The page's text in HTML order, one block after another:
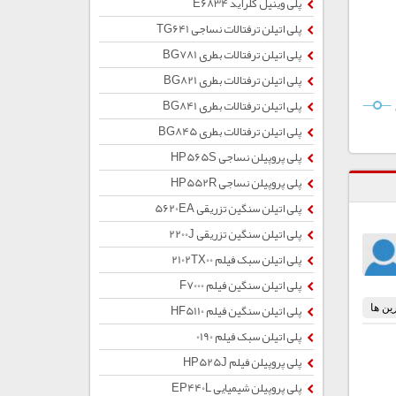
پلی اتیلن ترفتالات نساجی TG641
پلی اتیلن ترفتالات بطری BG781
پلی اتیلن ترفتالات بطری BG821
پلی اتیلن ترفتالات بطری BG841
پلی اتیلن ترفتالات بطری BG845
پلی پروپیلن نساجی HP565S
پلی پروپیلن نساجی HP552R
پلی اتیلن سنگین تزریقی 5620EA
پلی اتیلن سنگین تزریقی 2200J
پلی اتیلن سبک فیلم 2102TX00
پلی اتیلن سنگین فیلم F7000
پلی اتیلن سنگین فیلم HF5110
پلی اتیلن سبک فیلم 0190
پلی پروپیلن فیلم HP525J
پلی پروپیلن شیمیایی EP440L